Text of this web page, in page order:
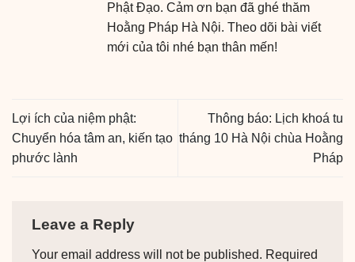
Phật Đạo. Cảm ơn bạn đã ghé thăm
Hoằng Pháp Hà Nội. Theo dõi bài viết
mới của tôi nhé bạn thân mến!
Lợi ích của niệm phật:
Chuyển hóa tâm an, kiến tạo
phước lành
Thông báo: Lịch khoá tu
tháng 10 Hà Nội chùa Hoằng
Pháp
Leave a Reply
Your email address will not be published. Required